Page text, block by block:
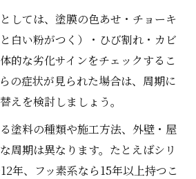
かる外壁屋根塗装の必要性
装が必要な劣化サインの見極め
グ現象から見る外壁屋根塗装時
あせは外壁屋根塗装のサイン
装のタイミングを劣化症状で判
しては、塗膜の色あせ・チョーキ
白い粉がつく）・ひび割れ・カビ
的な劣化サインをチェックするこ
の症状が見られた場合は、周期に
えを検討しましょう。
塗料の種類や施工方法、外壁・屋
周期は異なります。たとえばシリ
年、フッ素系なら15年以上持つこ